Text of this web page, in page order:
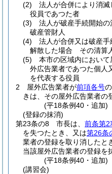
(2)
法人が合併により消
役員であつた者
(3)
法人が破産手続開始
破産管財人
(4)
法人が合併又は破産
解散した場合 その清算
(5)
本市の区域内におい
外広告業者であつた個人
を代表する役員
2
屋外広告業者が前項各号
きは、その屋外広告業者の
(平18条例40・追加)
(登録の抹消)
第23条の8
市長は、 前条第2
を失つたとき、又は第26条
業者の登録を取り消したと
当該屋外広告業者の登録を
(平18条例40・追加)
(講習会)